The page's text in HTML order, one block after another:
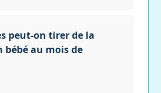
peut-on tirer de la
bébé au mois de